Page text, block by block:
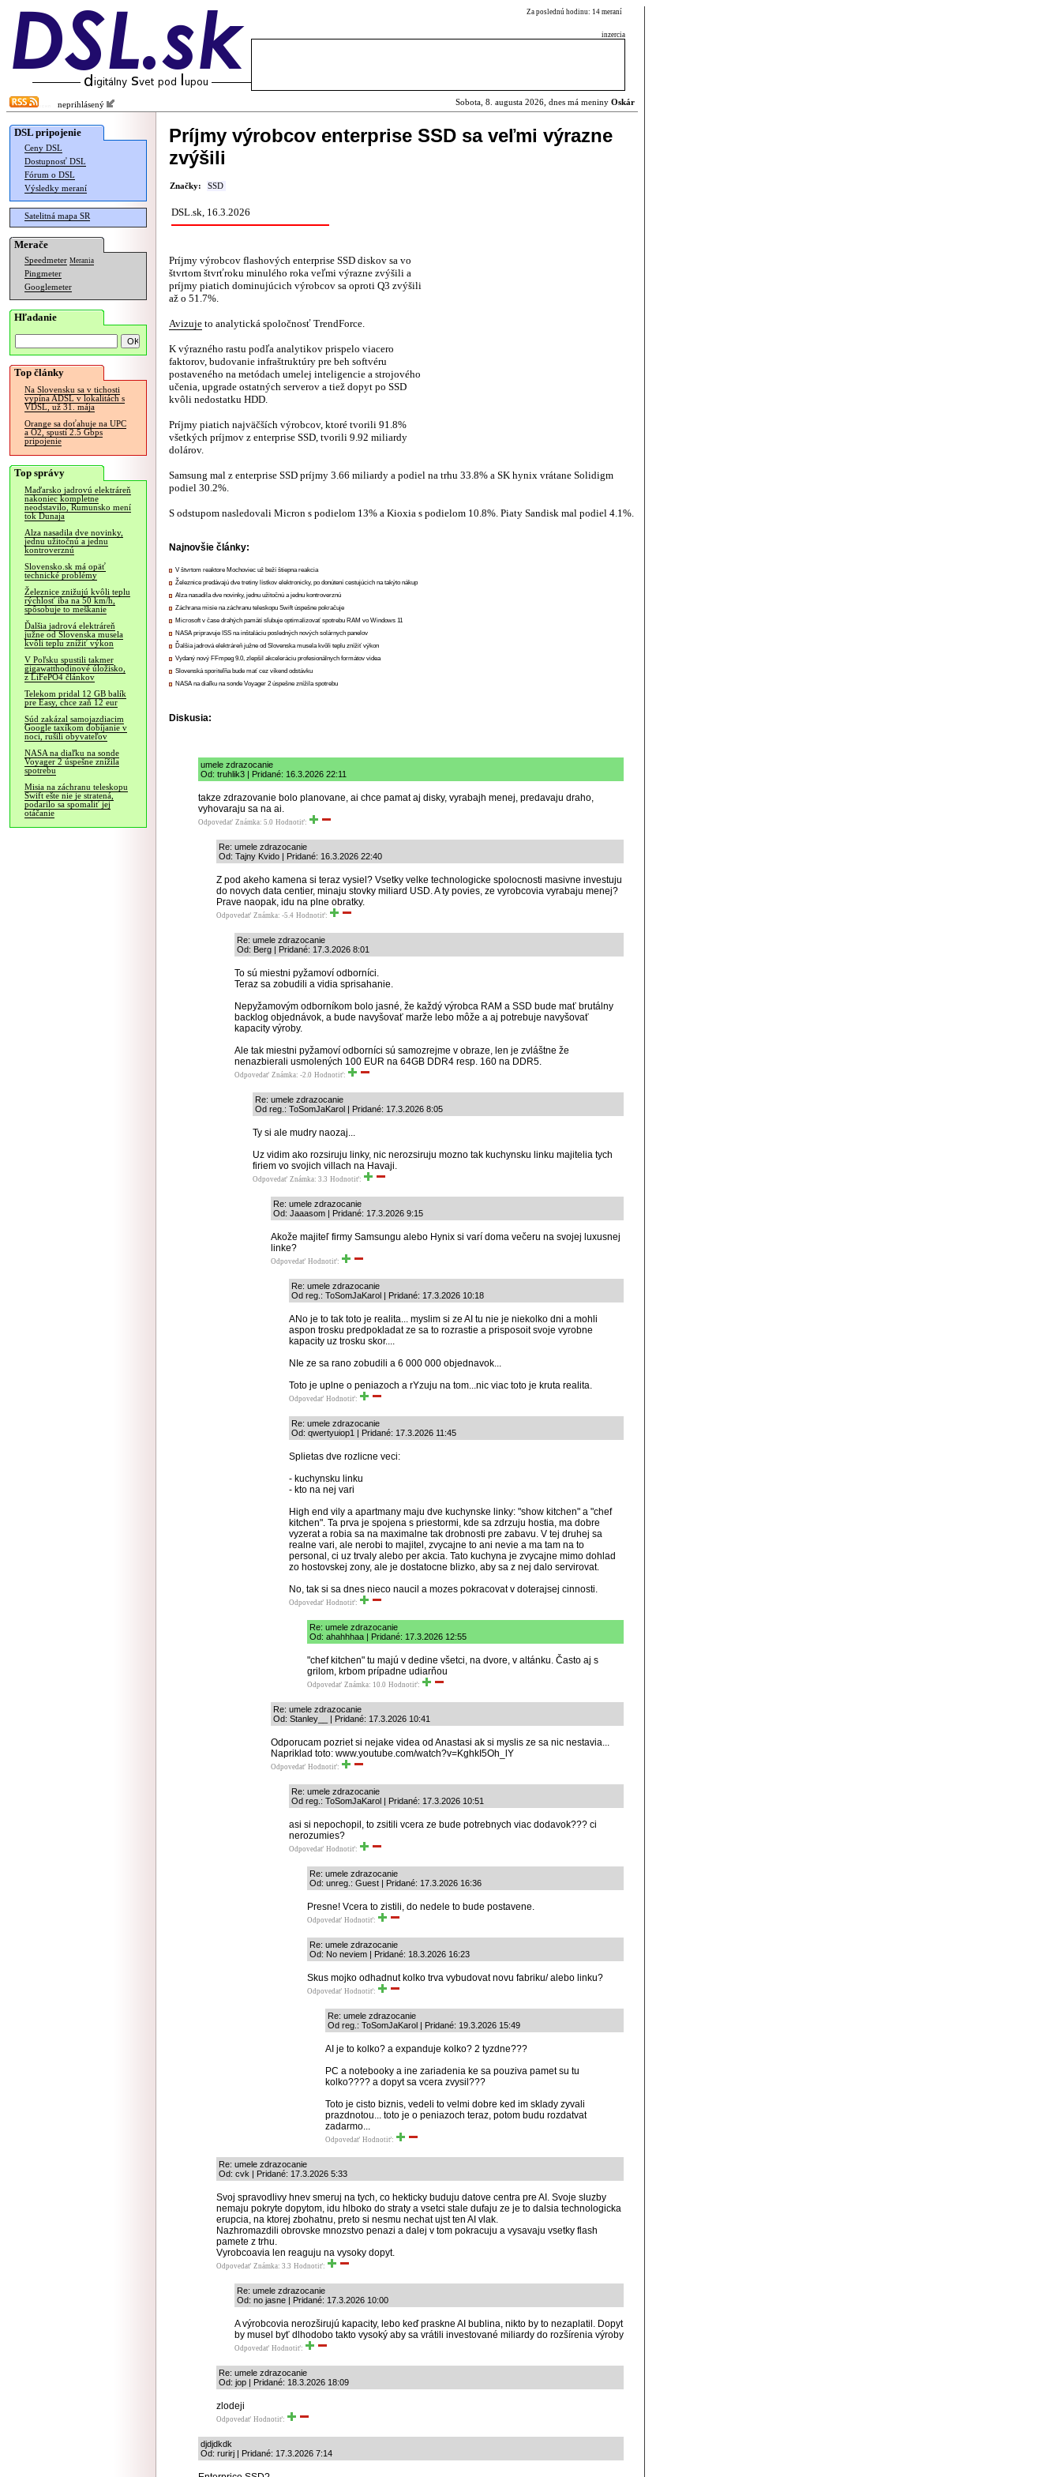
Za poslednú hodinu: 14 meraní
inzercia
neprihlásený Sobota, 8. augusta 2026, dnes má meniny Oskár
DSL pripojenie
Ceny DSL
Dostupnosť DSL
Fórum o DSL
Výsledky meraní
Satelitná mapa SR
Merače
Speedmeter Merania
Pingmeter
Googlemeter
Hľadanie
Top články
Na Slovensku sa v tichosti
vypína ADSL v lokalitách s
VDSL, už 31. mája
Orange sa doťahuje na UPC
a O2, spustí 2.5 Gbps
pripojenie
Top správy
Maďarsko jadrovú elektráreň
nakoniec kompletne
neodstavilo, Rumunsko mení
tok Dunaja
Alza nasadila dve novinky,
jednu užitočnú a jednu
kontroverznú
Slovensko.sk má opäť
technické problémy
Železnice znižujú kvôli teplu
rýchlosť iba na 50 km/h,
spôsobuje to meškanie
Ďalšia jadrová elektráreň
južne od Slovenska musela
kvôli teplu znížiť výkon
V Poľsku spustili takmer
gigawatthodinové úložisko,
z LiFePO4 článkov
Telekom pridal 12 GB balík
pre Easy, chce zaň 12 eur
Súd zakázal samojazdiacim
Google taxíkom dobíjanie v
noci, rušili obyvateľov
NASA na diaľku na sonde
Voyager 2 úspešne znížila
spotrebu
Misia na záchranu teleskopu
Swift ešte nie je stratená,
podarilo sa spomaliť jej
otáčanie
Príjmy výrobcov enterprise SSD sa veľmi výrazne
zvýšili
Značky: SSD
DSL.sk, 16.3.2026
Príjmy výrobcov flashových enterprise SSD diskov sa vo
štvrtom štvrťroku minulého roka veľmi výrazne zvýšili a
príjmy piatich dominujúcich výrobcov sa oproti Q3 zvýšili
až o 51.7%.
Avizuje to analytická spoločnosť TrendForce.
K výrazného rastu podľa analytikov prispelo viacero
faktorov, budovanie infraštruktúry pre beh softvéru
postaveného na metódach umelej inteligencie a strojového
učenia, upgrade ostatných serverov a tiež dopyt po SSD
kvôli nedostatku HDD.
Príjmy piatich najväčších výrobcov, ktoré tvorili 91.8%
všetkých príjmov z enterprise SSD, tvorili 9.92 miliardy
dolárov.
Samsung mal z enterprise SSD príjmy 3.66 miliardy a podiel na trhu 33.8% a SK hynix vrátane Solidigm
podiel 30.2%.
S odstupom nasledovali Micron s podielom 13% a Kioxia s podielom 10.8%. Piaty Sandisk mal podiel 4.1%.
Najnovšie články:
V štvrtom reaktore Mochoviec už beží štiepna reakcia
Železnice predávajú dve tretiny lístkov elektronicky, po donútení cestujúcich na takýto nákup
Alza nasadila dve novinky, jednu užitočnú a jednu kontroverznú
Záchrana misie na záchranu teleskopu Swift úspešne pokračuje
Microsoft v čase drahých pamätí sľubuje optimalizovať spotrebu RAM vo Windows 11
NASA pripravuje ISS na inštaláciu posledných nových solárnych panelov
Ďalšia jadrová elektráreň južne od Slovenska musela kvôli teplu znížiť výkon
Vydaný nový FFmpeg 9.0, zlepšil akceleráciu profesionálnych formátov videa
Slovenská sporiteľňa bude mať cez víkend odstávku
NASA na diaľku na sonde Voyager 2 úspešne znížila spotrebu
Diskusia:
umele zdrazocanie
Od: truhlik3 | Pridané: 16.3.2026 22:11
takze zdrazovanie bolo planovane, ai chce pamat aj disky, vyrabajh menej, predavaju draho,
vyhovaraju sa na ai.
Odpovedať Známka: 5.0 Hodnotiť:
Re: umele zdrazocanie
Od: Tajny Kvido | Pridané: 16.3.2026 22:40
Z pod akeho kamena si teraz vysiel? Vsetky velke technologicke spolocnosti masivne investuju
do novych data centier, minaju stovky miliard USD. A ty povies, ze vyrobcovia vyrabaju menej?
Prave naopak, idu na plne obratky.
Odpovedať Známka: -5.4 Hodnotiť:
Re: umele zdrazocanie
Od: Berg | Pridané: 17.3.2026 8:01
To sú miestni pyžamoví odborníci.
Teraz sa zobudili a vidia sprisahanie.
Nepyžamovým odborníkom bolo jasné, že každý výrobca RAM a SSD bude mať brutálny
backlog objednávok, a bude navyšovať marže lebo môže a aj potrebuje navyšovať
kapacity výroby.
Ale tak miestni pyžamoví odborníci sú samozrejme v obraze, len je zvláštne že
nenazbierali usmolených 100 EUR na 64GB DDR4 resp. 160 na DDR5.
Odpovedať Známka: -2.0 Hodnotiť:
Re: umele zdrazocanie
Od reg.: ToSomJaKarol | Pridané: 17.3.2026 8:05
Ty si ale mudry naozaj...
Uz vidim ako rozsiruju linky, nic nerozsiruju mozno tak kuchynsku linku majitelia tych
firiem vo svojich villach na Havaji.
Odpovedať Známka: 3.3 Hodnotiť:
Re: umele zdrazocanie
Od: Jaaasom | Pridané: 17.3.2026 9:15
Akože majiteľ firmy Samsungu alebo Hynix si varí doma večeru na svojej luxusnej
linke?
Odpovedať Hodnotiť:
Re: umele zdrazocanie
Od reg.: ToSomJaKarol | Pridané: 17.3.2026 10:18
ANo je to tak toto je realita... myslim si ze AI tu nie je niekolko dni a mohli
aspon trosku predpokladat ze sa to rozrastie a prisposoit svoje vyrobne
kapacity uz trosku skor....
NIe ze sa rano zobudili a 6 000 000 objednavok...
Toto je uplne o peniazoch a rYzuju na tom...nic viac toto je kruta realita.
Odpovedať Hodnotiť:
Re: umele zdrazocanie
Od: qwertyuiop1 | Pridané: 17.3.2026 11:45
Splietas dve rozlicne veci:
- kuchynsku linku
- kto na nej vari
High end vily a apartmany maju dve kuchynske linky: "show kitchen" a "chef
kitchen". Ta prva je spojena s priestormi, kde sa zdrzuju hostia, ma dobre
vyzerat a robia sa na maximalne tak drobnosti pre zabavu. V tej druhej sa
realne vari, ale nerobi to majitel, zvycajne to ani nevie a ma tam na to
personal, ci uz trvaly alebo per akcia. Tato kuchyna je zvycajne mimo dohlad
zo hostovskej zony, ale je dostatocne blizko, aby sa z nej dalo servirovat.
No, tak si sa dnes nieco naucil a mozes pokracovat v doterajsej cinnosti.
Odpovedať Hodnotiť:
Re: umele zdrazocanie
Od: ahahhhaa | Pridané: 17.3.2026 12:55
"chef kitchen" tu majú v dedine všetci, na dvore, v altánku. Často aj s
grilom, krbom prípadne udiarňou
Odpovedať Známka: 10.0 Hodnotiť:
Re: umele zdrazocanie
Od: Stanley__ | Pridané: 17.3.2026 10:41
Odporucam pozriet si nejake videa od Anastasi ak si myslis ze sa nic nestavia...
Napriklad toto: www.youtube.com/watch?v=KghkI5Oh_lY
Odpovedať Hodnotiť:
Re: umele zdrazocanie
Od reg.: ToSomJaKarol | Pridané: 17.3.2026 10:51
asi si nepochopil, to zsitili vcera ze bude potrebnych viac dodavok??? ci
nerozumies?
Odpovedať Hodnotiť:
Re: umele zdrazocanie
Od: unreg.: Guest | Pridané: 17.3.2026 16:36
Presne! Vcera to zistili, do nedele to bude postavene.
Odpovedať Hodnotiť:
Re: umele zdrazocanie
Od: No neviem | Pridané: 18.3.2026 16:23
Skus mojko odhadnut kolko trva vybudovat novu fabriku/ alebo linku?
Odpovedať Hodnotiť:
Re: umele zdrazocanie
Od reg.: ToSomJaKarol | Pridané: 19.3.2026 15:49
AI je to kolko? a expanduje kolko? 2 tyzdne???
PC a notebooky a ine zariadenia ke sa pouziva pamet su tu
kolko???? a dopyt sa vcera zvysil???
Toto je cisto biznis, vedeli to velmi dobre ked im sklady zyvali
prazdnotou... toto je o peniazoch teraz, potom budu rozdatvat
zadarmo...
Odpovedať Hodnotiť:
Re: umele zdrazocanie
Od: cvk | Pridané: 17.3.2026 5:33
Svoj spravodlivy hnev smeruj na tych, co hekticky buduju datove centra pre AI. Svoje sluzby
nemaju pokryte dopytom, idu hlboko do straty a vsetci stale dufaju ze je to dalsia technologicka
erupcia, na ktorej zbohatnu, preto si nesmu nechat ujst ten AI vlak.
Nazhromazdili obrovske mnozstvo penazi a dalej v tom pokracuju a vysavaju vsetky flash
pamete z trhu.
Vyrobcoavia len reaguju na vysoky dopyt.
Odpovedať Známka: 3.3 Hodnotiť:
Re: umele zdrazocanie
Od: no jasne | Pridané: 17.3.2026 10:00
A výrobcovia nerozširujú kapacity, lebo keď praskne AI bublina, nikto by to nezaplatil. Dopyt
by musel byť dlhodobo takto vysoký aby sa vrátili investované miliardy do rozšírenia výroby
Odpovedať Hodnotiť:
Re: umele zdrazocanie
Od: jop | Pridané: 18.3.2026 18:09
zlodeji
Odpovedať Hodnotiť:
djdjdkdk
Od: rurirj | Pridané: 17.3.2026 7:14